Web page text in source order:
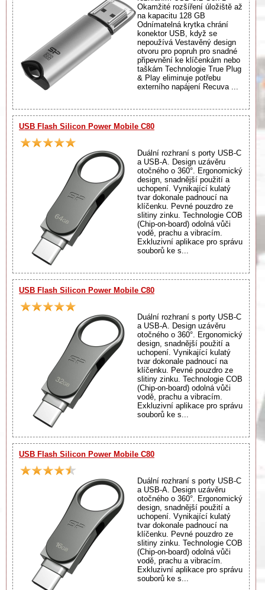
Okamžité rozšíření úložiště až
na kapacitu 128 GB
Odnímatelná krytka chrání
konektor USB, když se
nepoužívá Vestavěný design
otvoru pro popruh pro snadné
připevnění ke klíčenkám nebo
taškám Technologie True Plug
& Play eliminuje potřebu
externího napájení Recuva ...
USB Flash Silicon Power Mobile C80
Duální rozhraní s porty USB-C
a USB-A. Design uzávěru
otočného o 360°. Ergonomický
design, snadnější použití a
uchopení. Vynikající kulatý
tvar dokonale padnoucí na
klíčenku. Pevné pouzdro ze
slitiny zinku. Technologie COB
(Chip-on-board) odolná vůči
vodě, prachu a vibracím.
Exkluzivní aplikace pro správu
souborů ke s...
USB Flash Silicon Power Mobile C80
Duální rozhraní s porty USB-C
a USB-A. Design uzávěru
otočného o 360°. Ergonomický
design, snadnější použití a
uchopení. Vynikající kulatý
tvar dokonale padnoucí na
klíčenku. Pevné pouzdro ze
slitiny zinku. Technologie COB
(Chip-on-board) odolná vůči
vodě, prachu a vibracím.
Exkluzivní aplikace pro správu
souborů ke s...
USB Flash Silicon Power Mobile C80
Duální rozhraní s porty USB-C
a USB-A. Design uzávěru
otočného o 360°. Ergonomický
design, snadnější použití a
uchopení. Vynikající kulatý
tvar dokonale padnoucí na
klíčenku. Pevné pouzdro ze
slitiny zinku. Technologie COB
(Chip-on-board) odolná vůči
vodě, prachu a vibracím.
Exkluzivní aplikace pro správu
souborů ke s...